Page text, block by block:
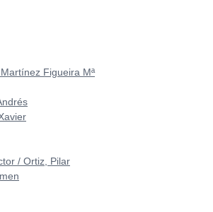
Figueira Mª
/ Ortiz, Pilar